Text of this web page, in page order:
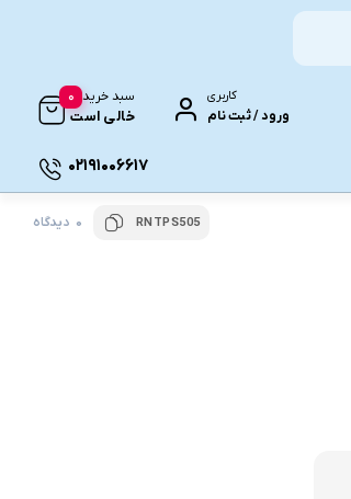
کاربری
ورود / ثبت نام
سبد خرید
خالی است
0
02191006617
RNTPS505 0 دیدگاه